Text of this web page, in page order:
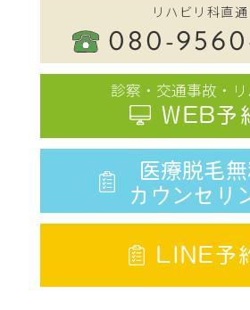
リハビリ科直通
080-
診察・交通事故・リ
WEB予
医療脱毛
カウンセリ
LINE予